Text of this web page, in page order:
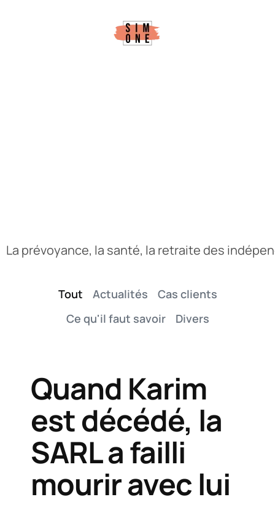
La prévoyance, la santé, la retraite des
Actualités
Cas clients
Ce qu'il faut savoir
Divers
Tout
Quand Karim
est décédé, la
SARL a failli
mourir avec lui